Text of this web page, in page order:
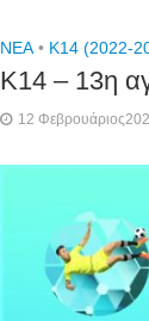
NEA • Κ14 (2022-
Κ14 – 13η
12